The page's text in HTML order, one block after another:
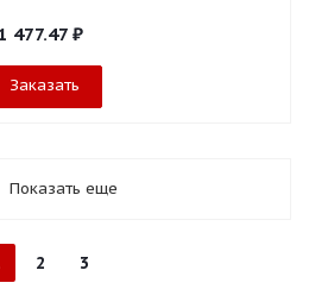
477.47₽
Заказать
Показать еще
2 3